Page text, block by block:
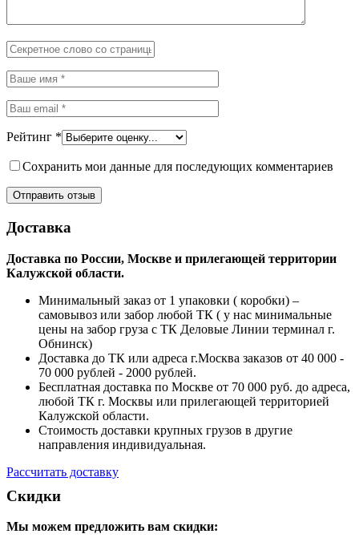
Рейтинг *
Сохранить мои данные для последующих комментариев
Доставка
Доставка по России, Москве и прилегающей территории
Калужской области.
Минимальный заказ от 1 упаковки ( коробки) –
самовывоз или забор любой ТК ( у нас минимальные
цены на забор груза с ТК Деловые Линии терминал г.
Обнинск)
Доставка до ТК или адреса г.Москва заказов от 40 000 -
70 000 рублей - 2000 рублей.
Бесплатная доставка по Москве от 70 000 руб. до адреса,
любой ТК г. Москвы или прилегающей территорией
Калужской области.
Стоимость доставки крупных грузов в другие
направления индивидуальная.
Рассчитать доставку
Скидки
Мы можем предложить вам скидки: